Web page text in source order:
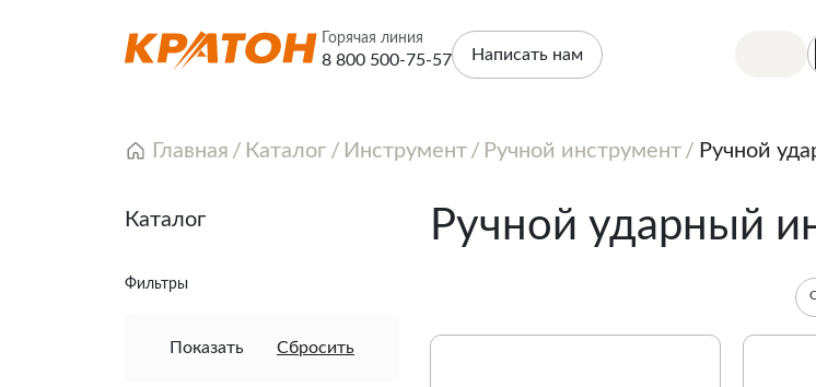
Горячая линия
8 800 500-75-57 Написать нам
Главная Каталог Инструмент Ручной инструмент Ручной
Каталог
Фильтры
Ручной ударный